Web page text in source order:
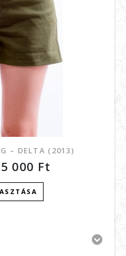
– DELTA (2013)
5 000 Ft